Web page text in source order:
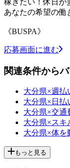
あなたの希望の働
《BUSPA》
応募画面に進む
関連条件から
大分県×週払
大分県×日払
大分県×交通
大分県×スキ
大分県×体を
もっと見る